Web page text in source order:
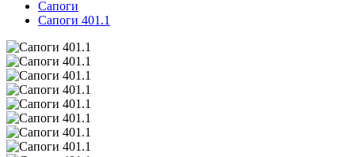
Сапоги
Сапоги 401.1